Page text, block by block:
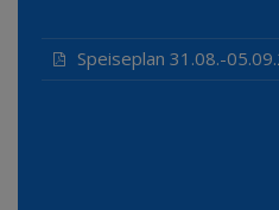
Speiseplan 31.08.-